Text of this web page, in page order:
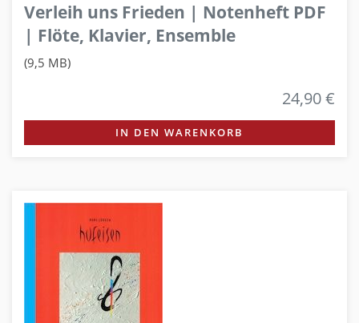
Verleih uns Frieden | Notenheft PDF
| Flöte, Klavier, Ensemble
(9,5 MB)
24,90 €
IN DEN WARENKORB